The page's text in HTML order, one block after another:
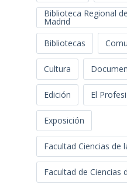
Biblioteca Regional
Madrid
Bibliotecas
Cultura
Edición El
Exposición
Facultad Ciencias de
Facultad de Ciencias